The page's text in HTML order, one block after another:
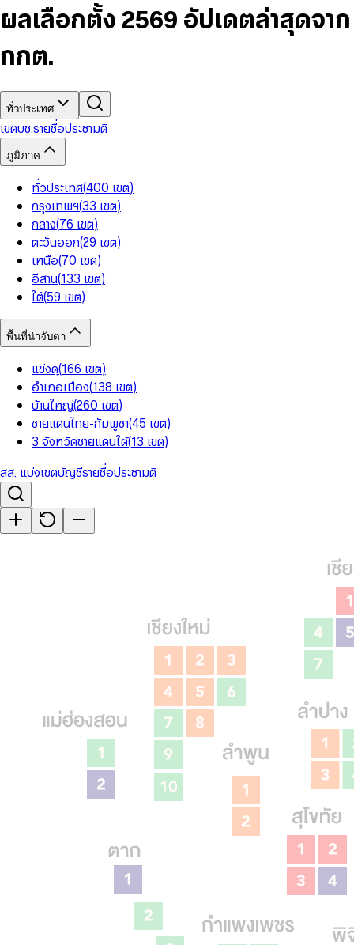
7
8
5
6
8
9
6
7
9
5
6
8
9
9
ผลเลือกตั้ง 2569 อัปเดตล่าสุดจาก
กกต.
ทั่วประเทศ
เขตบช.รายชื่อประชามติ
ภูมิภาค
ทั่วประเทศ(400 เขต)
กรุงเทพฯ(33 เขต)
กลาง(76 เขต)
ตะวันออก(29 เขต)
เหนือ(70 เขต)
อีสาน(133 เขต)
ใต้(59 เขต)
พื้นที่น่าจับตา
แข่งดุ(166 เขต)
อำเภอเมือง(138 เขต)
บ้านใหญ่(260 เขต)
ชายแดนไทย-กัมพูชา(45 เขต)
3 จังหวัดชายแดนใต้(13 เขต)
สส. แบ่งเขตบัญชีรายชื่อประชามติ